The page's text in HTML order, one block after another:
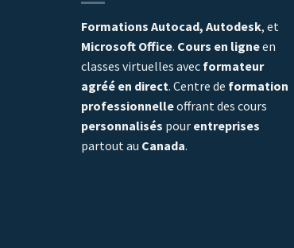
Formations Autocad, Autodesk, et
Microsoft Office. Cours en ligneen
classes virtuelles avec formateur
agréé en direct. Centre de formation
professionnelleoffrant des cours
personnalisés pour entreprises
partout au Canada.